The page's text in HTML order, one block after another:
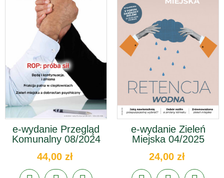
e-wydanie Przegląd
Komunalny 08/2024
44,00 zł
e-wydanie Zieleń
Miejska 04/2025
24,00 zł